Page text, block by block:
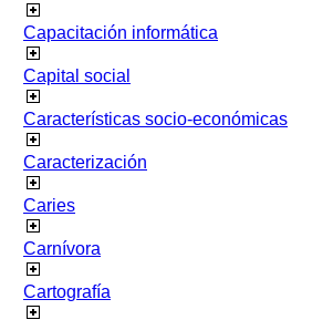
Capacitación informática
Capital social
Características socio-económicas
Caracterización
Caries
Carnívora
Cartografía